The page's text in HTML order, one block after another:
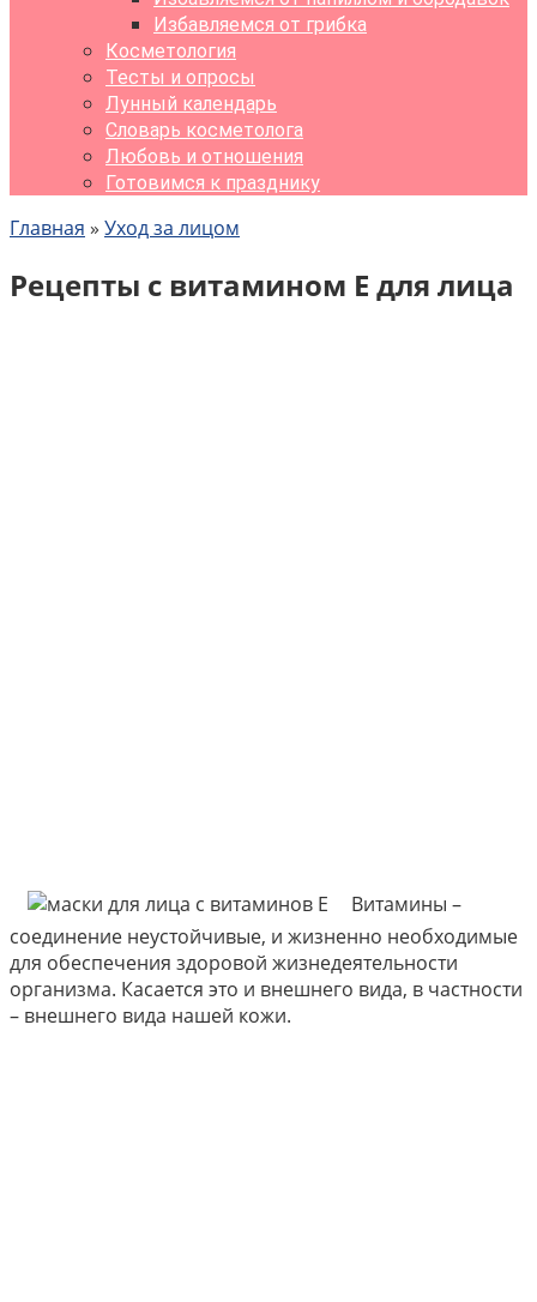
Избавляемся от грибка
Косметология
Тесты и опросы
Лунный календарь
Словарь косметолога
Любовь и отношения
Готовимся к празднику
Главная » Уход за лицом
Рецепты с витамином Е для лица
Витамины –
соединение неустойчивые, и жизненно необходимые
для обеспечения здоровой жизнедеятельности
организма. Касается это и внешнего вида, в частности
– внешнего вида нашей кожи.